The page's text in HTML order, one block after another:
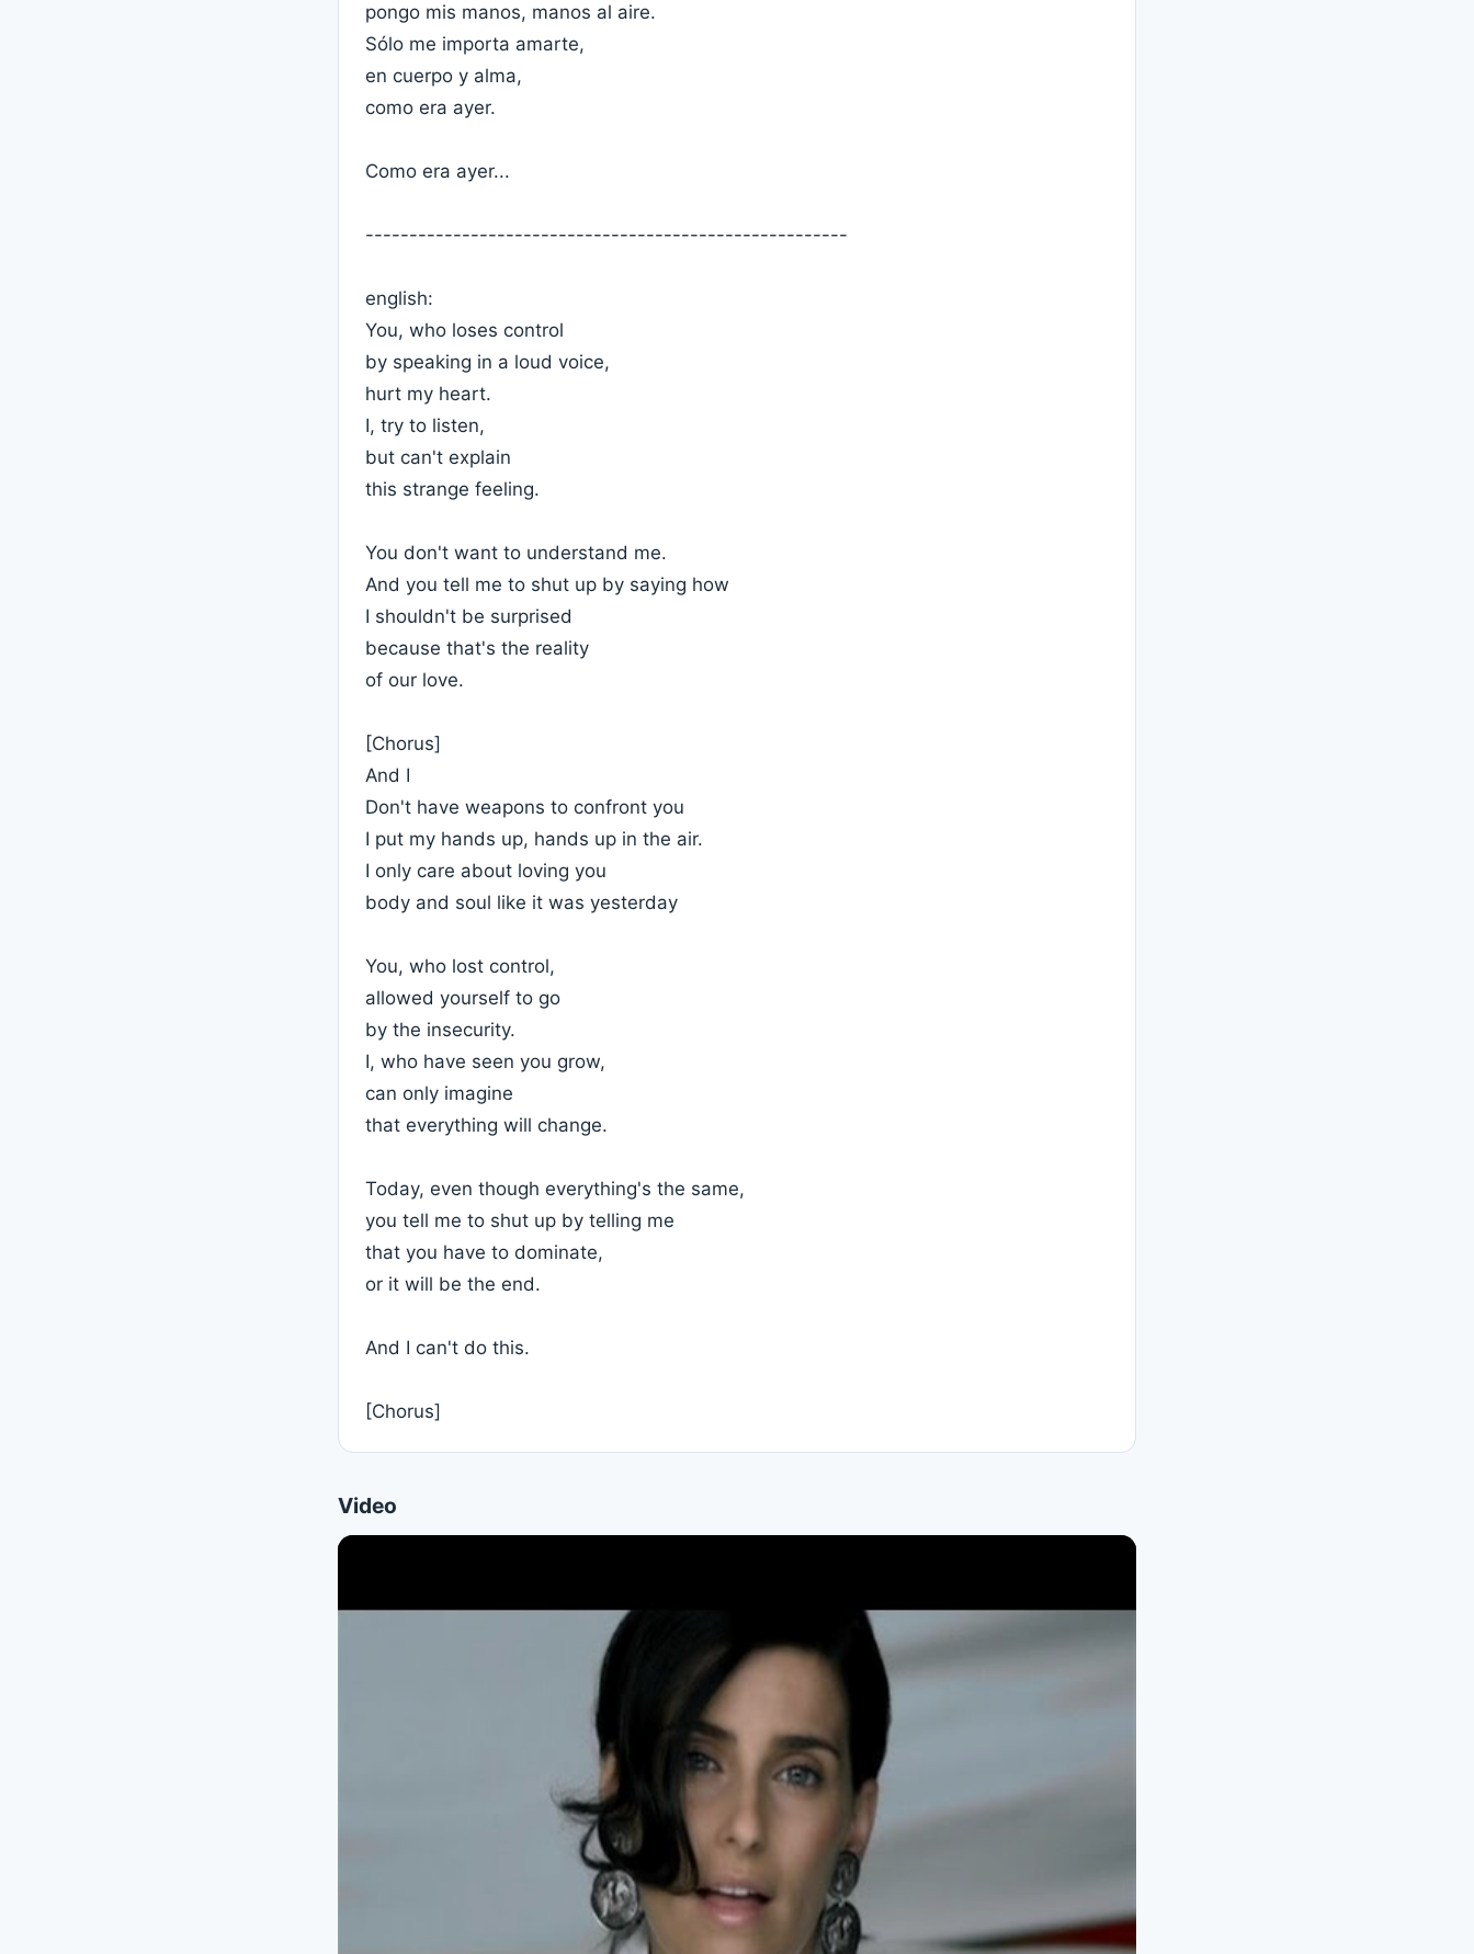
pongo mis manos, manos al aire.
Sólo me importa amarte,
en cuerpo y alma,
como era ayer.
Como era ayer...
-------------------------------------------------------
english:
You, who loses control
by speaking in a loud voice,
hurt my heart.
I, try to listen,
but can't explain
this strange feeling.
You don't want to understand me.
And you tell me to shut up by saying how
I shouldn't be surprised
because that's the reality
of our love.
[Chorus]
And I
Don't have weapons to confront you
I put my hands up, hands up in the air.
I only care about loving you
body and soul like it was yesterday
You, who lost control,
allowed yourself to go
by the insecurity.
I, who have seen you grow,
can only imagine
that everything will change.
Today, even though everything's the same,
you tell me to shut up by telling me
that you have to dominate,
or it will be the end.
And I can't do this.
[Chorus]
Video